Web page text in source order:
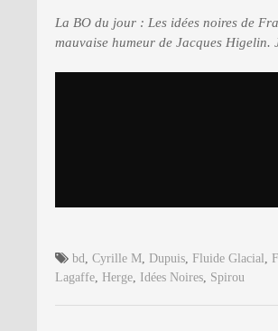
La BO du jour : Les idées noires de
mauvaise humeur de Jacques Higelin.
bd Cyrille M Dupuis Fluide Glacial
Lagaffe Herge Idées Noires Spirou